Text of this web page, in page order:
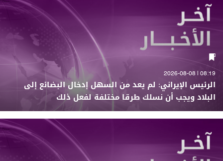
08:19 | 2026-08-08
الرئيس الإيراني: لم يعد من السهل إدخال البضائع إلى
البلاد ويجب أن نسلك طرقا مختلفة لفعل ذلك